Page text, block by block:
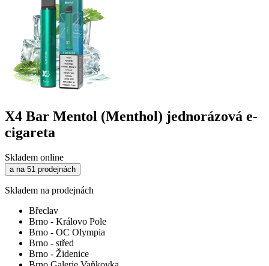
X4 Bar Mentol (Menthol) jednorázová e-
cigareta
Skladem online
a na 51 prodejnách
Skladem na prodejnách
Břeclav
Brno - Královo Pole
Brno - OC Olympia
Brno - střed
Brno - Židenice